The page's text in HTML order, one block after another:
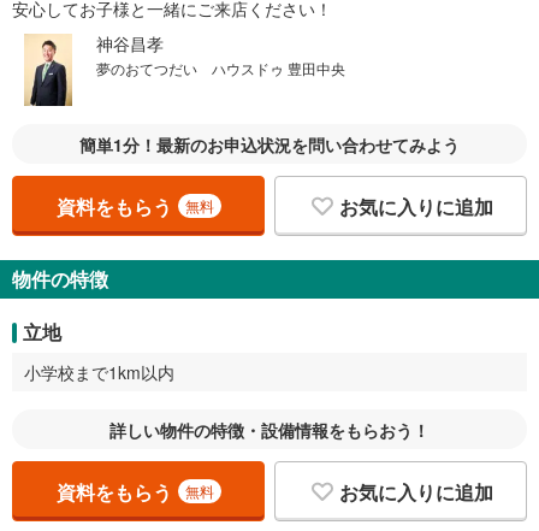
安心してお子様と一緒にご来店ください！
神谷昌孝
夢のおてつだい ハウスドゥ 豊田中央
簡単1分！最新のお申込状況を問い合わせてみよう
資料をもらう 無料 お気に入りに追加
物件の特徴
立地
小学校まで1km以内
詳しい物件の特徴・設備情報をもらおう！
資料をもらう 無料 お気に入りに追加